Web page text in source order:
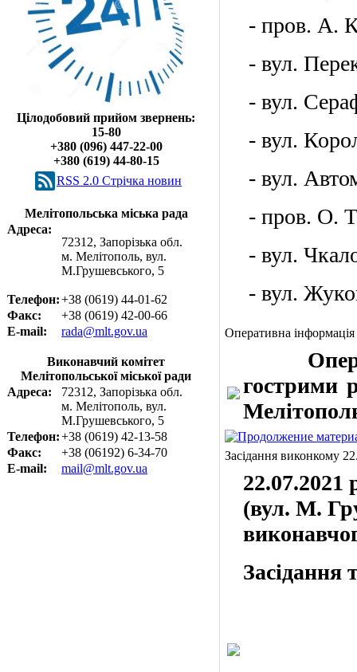
Цілодобовий прийом звернень:
15-80
+380 (096) 447-22-00
+380 (619) 44-80-15
RSS 2.0 Cтрічка новин
Мелітопольська міська рада
Адреса:
72312, Запорізька обл.
м. Мелітополь, вул.
М.Грушевського, 5
Телефон:+38 (0619) 44-01-62
Факс:
+38 (0619) 42-00-66
E-mail:
rada@mlt.gov.ua
Виконавчий комітет
Мелітопольської міської ради
Адреса:
72312, Запорізька обл.
м. Мелітополь, вул.
М.Грушевського, 5
Телефон:+38 (0619) 42-13-58
Факс:
+38 (06192) 6-34-70
E-mail:
mail@mlt.gov.ua
- пров. А.
- вул.
- вул.
- вул.
- вул.
- пров. О.
- вул.
- вул.
Оперативна
гострими
Засідання виконкому
22.07.2021
(вул. М.
Засідання